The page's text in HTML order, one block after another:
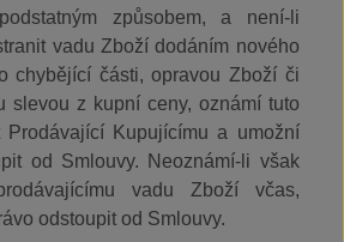
způsobem, a není-li
vadu Zboží dodáním nového
chybějící části, opravou Zboží či
slevou z kupní ceny, oznámí tuto
Prodávající Kupujícímu a umožní
od Smlouvy. Neoznámí-li však
vadu Zboží včas,
odstoupit od Smlouvy.